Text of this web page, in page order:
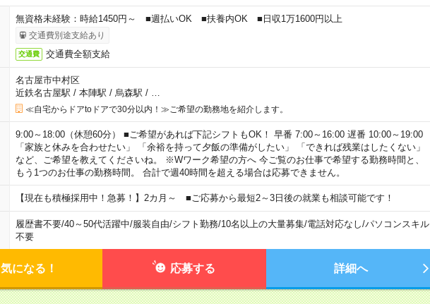
無資格未経験：時給1450円～ ■週払いOK ■扶養内OK ■日収1万1600円以上
交通費別途支給あり
交通費 交通費全額支給
名古屋市中村区
近鉄名古屋駅 / 本陣駅 / 烏森駅 /
≪自宅からドアtoドアで30分以内！≫ご希望の勤務地を紹介します。
9:00～18:00（休憩60分） ■ご希望があれば下記シフトもOK！ 早番 7:00～16:00 遅番 10:00～19:00
「家族と休みを合わせたい」 「余裕を持って夕飯の準備がしたい」 「できれば残業はしたくない」
など、ご希望を教えてくださいね。 ※Wワーク希望の方へ 今ご覧のお仕事で希望する勤務時間と、
もう1つのお仕事の勤務時間。 合計で週40時間を超える場合は応募できません。
【現在も積極採用中！急募！】2カ月～ ■ご応募から最短2～3日後の就業も相談可能です！
履歴書不要/40～50代活躍中/服装自由/シフト勤務/10名以上の大量募集/電話対応なし/パソコンスキル
不要
気になる！ 応募する 詳細へ